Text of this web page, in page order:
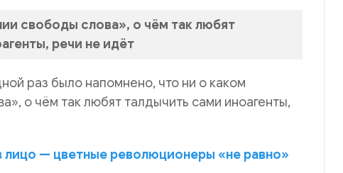
свободы слова», о чём так любят
речи не идёт
раз было напомнено, что ни о каком
о чём так любят талдычить сами иноагенты,
лицо — цветные революционеры «не равно»